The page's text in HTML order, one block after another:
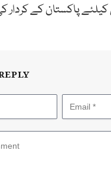
پاکستان کے کردار